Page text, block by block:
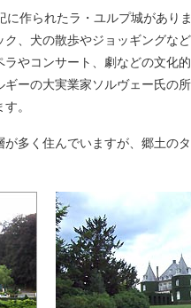
に作られたラ・ユルプ城があり
、犬の散歩やジョッギングな
ラやコンサート、劇などの文化
ーの大実業家ソルヴェー氏の
。
多く住んでいますが、郷土の